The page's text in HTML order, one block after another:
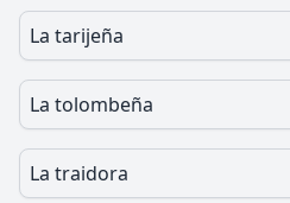
La tarijeña
La tolombeña
La traidora